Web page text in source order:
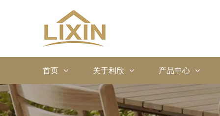
首页 关于利欣 产品中心